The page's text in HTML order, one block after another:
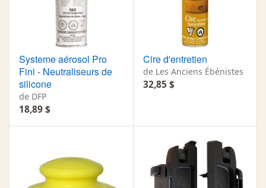
Systeme aérosol Pro
Fini - Neutraliseurs de
silicone
de DFP
18,89 $
Cire d'entretien
de Les Anciens Ébénistes
32,85 $